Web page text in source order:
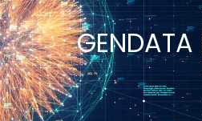
GENDATA E'